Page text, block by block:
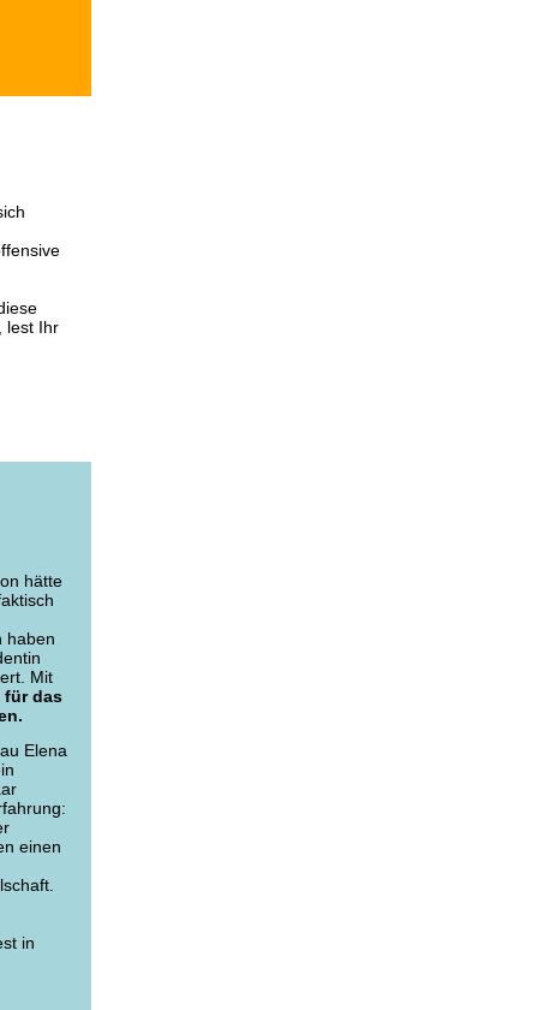
lest Ihr
hätte
haben
Mit
für das
Elena
einen
in